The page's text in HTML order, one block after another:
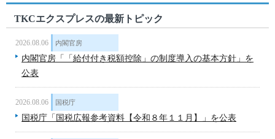
TKCエクスプレスの最新トピック
2026.08.06 内閣官房
内閣官房「「給付付き税額控除」の制度導入の基本方針」を
公表
2026.08.06 国税庁
国税庁「国税広報参考資料【令和８年１１月】」を公表